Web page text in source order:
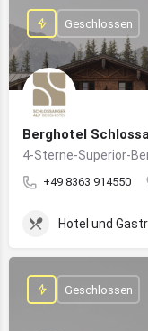
Berghotel
+49 8363 914550
Geschlossen
Hotel und
Geschlossen